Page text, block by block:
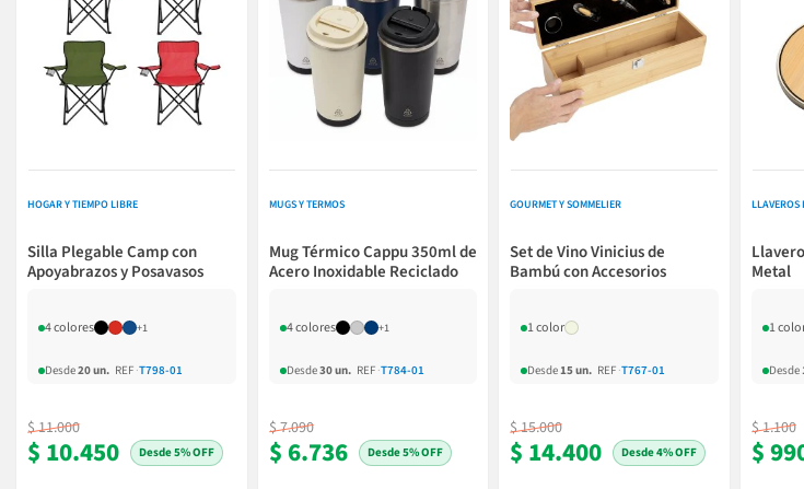
HOGAR Y TIEMPO LIBRE
Silla Plegable Camp con
Apoyabrazos y Posavasos
4 colores +1
Desde20 un. REF ·T798-01
$ 11.000
$ 10.450 5% OFF
MUGS Y TERMOS
Mug Térmico Cappu 350ml de
Acero Inoxidable Reciclado
4 colores +1
Desde30 un. REF ·T784-01
$ 7.090
$ 6.736 5% OFF
GOURMET Y SOMMELIER
Set de Vino Vinicius de
Bambú con Accesorios
1 color
Desde15 un. REF ·T767-01
$ 15.000
$ 14.400 4% OFF
LLAVEROS
Metal
1
Desde
$ 1.100
$